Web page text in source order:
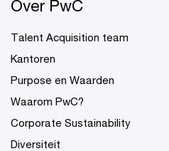
Over PwC
Talent Acquisition team
Kantoren
Purpose en Waarden
Waarom PwC?
Corporate Sustainability
Diversiteit